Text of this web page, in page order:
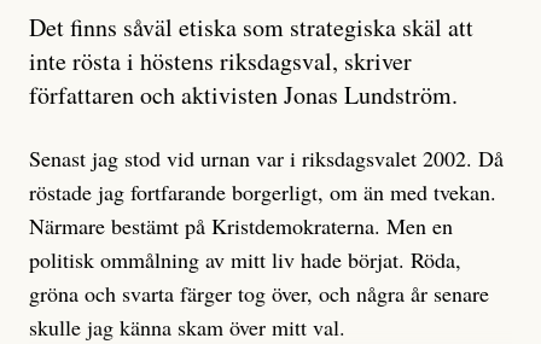
Artikeln undersöker inte, som ETC påstår, ”vad som
är sant, vad som är rykten”, utan den bidrar bara till
ännu mer ryktesspridning. Det finns inte ett enda bevis
misstänkta personen är en infiltratör. Det som läsaren
får veta är att personen har ändrat sina politiska åsikter
under åren, att den har raderat tidigare innehåll på sina
sociala medier, att artikelns författare inte förstår sig
på personens ekonomi och att det tydligen finns
anonyma röster inom rörelsen som säger saker som
Det finns såväl etiska som strategiska skäl att
inte rösta i höstens riksdagsval, skriver
författaren och aktivisten Jonas Lundström.
Senast jag stod vid urnan var i riksdagsvalet 2002. Då
röstade jag fortfarande borgerligt, om än med tvekan.
Närmare bestämt på Kristdemokraterna. Men en
politisk ommålning av mitt liv hade börjat. Röda,
gröna och svarta färger tog över, och några år senare
skulle jag känna skam över mitt val.